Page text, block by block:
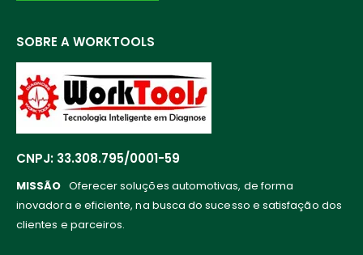
SOBRE A WORKTOOLS
CNPJ: 33.308.795/0001-59
MISSÃO Oferecer soluções automotivas, de forma
inovadora e eficiente, na busca do sucesso e satisfação dos
clientes e parceiros.